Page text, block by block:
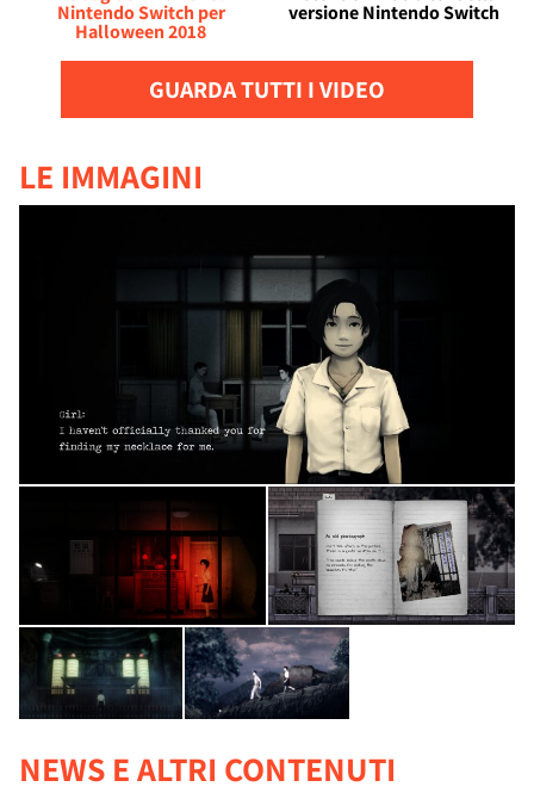
Nintendo Switch per
Halloween 2018
versione Nintendo Switch
GUARDA TUTTI I VIDEO
LE IMMAGINI
NEWS E ALTRI CONTENUTI